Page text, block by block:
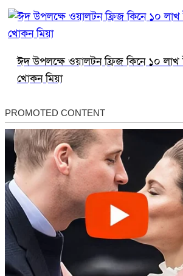
ঈদ উপলক্ষে ওয়ালটন ফ্রিজ কিনে ১০ লাখ
খোকন মিয়া